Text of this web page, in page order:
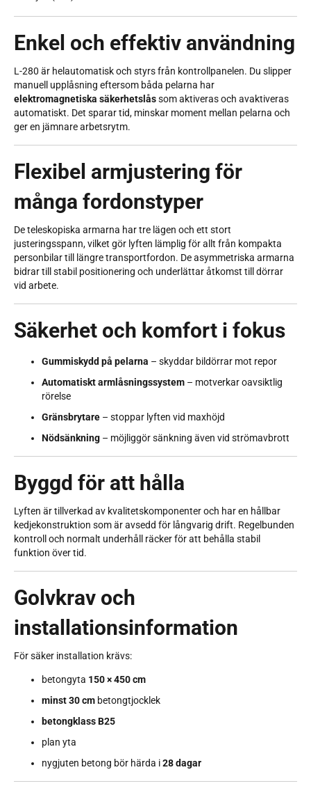
Enkel och effektiv användning
L-280 är helautomatisk och styrs från kontrollpanelen. Du slipper
manuell upplåsning eftersom båda pelarna har
elektromagnetiska säkerhetslåssom aktiveras och avaktiveras
automatiskt. Det sparar tid, minskar moment mellan pelarna och
ger en jämnare arbetsrytm.
Flexibel armjustering för
många fordonstyper
De teleskopiska armarna har tre lägen och ett stort
justeringsspann, vilket gör lyften lämplig för allt från kompakta
personbilar till längre transportfordon. De asymmetriska armarna
bidrar till stabil positionering och underlättar åtkomst till dörrar
vid arbete.
Säkerhet och komfort i fokus
Gummiskydd på pelarna – skyddar bildörrar mot repor
Automatiskt armlåsningssystem – motverkar oavsiktlig
rörelse
Gränsbrytare – stoppar lyften vid maxhöjd
Nödsänkning – möjliggör sänkning även vid strömavbrott
Byggd för att hålla
Lyften är tillverkad av kvalitetskomponenter och har en hållbar
kedjekonstruktion som är avsedd för långvarig drift. Regelbunden
kontroll och normalt underhåll räcker för att behålla stabil
funktion över tid.
Golvkrav och
installationsinformation
För säker installation krävs:
betongyta 150 × 450 cm
minst 30 cm betongtjocklek
betongklass B25
plan yta
nygjuten betong bör härda i28 dagar